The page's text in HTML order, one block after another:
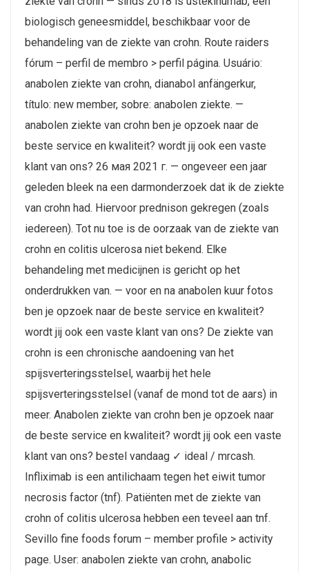
biologisch geneesmiddel, beschikbaar voor de
behandeling van de ziekte van crohn. Route raiders
fórum – perfil de membro > perfil página. Usuário:
anabolen ziekte van crohn, dianabol anfängerkur,
título: new member, sobre: anabolen ziekte. —
anabolen ziekte van crohn ben je opzoek naar de
beste service en kwaliteit? wordt jij ook een vaste
klant van ons? 26 мая 2021 г. — ongeveer een jaar
geleden bleek na een darmonderzoek dat ik de ziekte
van crohn had. Hiervoor prednison gekregen (zoals
iedereen). Tot nu toe is de oorzaak van de ziekte van
crohn en colitis ulcerosa niet bekend. Elke
behandeling met medicijnen is gericht op het
onderdrukken van. — voor en na anabolen kuur fotos
ben je opzoek naar de beste service en kwaliteit?
wordt jij ook een vaste klant van ons? De ziekte van
crohn is een chronische aandoening van het
spijsverteringsstelsel, waarbij het hele
spijsverteringsstelsel (vanaf de mond tot de aars) in
meer. Anabolen ziekte van crohn ben je opzoek naar
de beste service en kwaliteit? wordt jij ook een vaste
klant van ons? bestel vandaag ✓ ideal / mrcash.
Infliximab is een antilichaam tegen het eiwit tumor
necrosis factor (tnf). Patiënten met de ziekte van
crohn of colitis ulcerosa hebben een teveel aan tnf.
Sevillo fine foods forum – member profile > activity
page. User: anabolen ziekte van crohn, anabolic